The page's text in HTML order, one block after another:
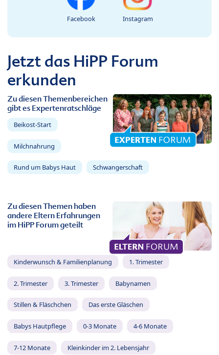
Facebook Instagram
Jetzt das HiPP Forum
erkunden
Zu diesen Themenbereichen
gibt es Expertenratschläge
Beikost-Start
Milchnahrung
Rund um Babys Haut Schwangerschaft
Zu diesen Themen haben
andere Eltern Erfahrungen
im HiPP Forum geteilt
Kinderwunsch & Familienplanung 1. Trimester
2. Trimester 3. Trimester Babynamen
Stillen & Fläschchen Das erste Gläschen
Babys Hautpflege 0-3 Monate 4-6 Monate
7-12 Monate Kleinkinder im 2. Lebensjahr